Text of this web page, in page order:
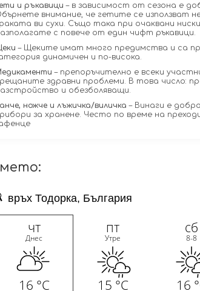
и ръкавици – в зависимост от сезона е
внимание, че гетите се използват
ви сухи. Също така при очаквани
с повече от един чифт ръкавици.
– Щеките имат много предимства и са
динамичен и по-висока.
– препоръчително е всеки
здравни проблеми. В това число:
и обезболяващи.
анче, ножче и лъжичка/виличка – Винаги е
за хранене. Често по време на